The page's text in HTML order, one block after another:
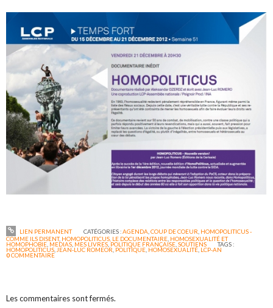
LIEN PERMANENT CATÉGORIES :AGENDA COUP DE COEUR HOMOPOLITICUS -
COMME ILS DISENT, HOMOPOLITICUS, LE DOCUMENTAIRE HOMOSEXUALITÉ ET
HOMOPHOBIE MEDIAS MES LIVRES ,POLITIQUE FRANÇAISE ,SOUTIENS TAGS :
HOMOPOLITICUS JEAN-LUC ROMEOR POLITIQUE HOMOSEXUALITÉ LCP-AN
0COMMENTAIRE
Les commentaires sont fermés.